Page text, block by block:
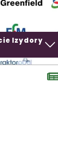
Izydory